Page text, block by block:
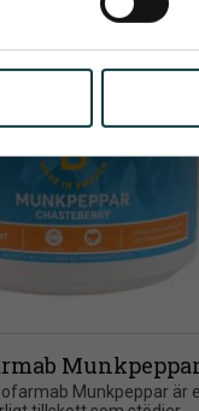
Munkpeppar är